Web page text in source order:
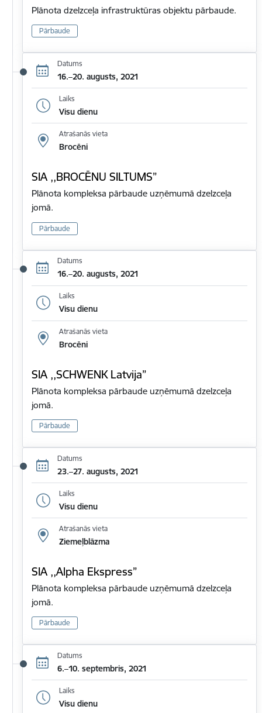
Plānota dzelzceļa infrastruktūras objektu pārbaude.
Pārbaude
Datums
16.–20. augusts, 2021
Laiks
Visu dienu
Atrašanās vieta
Brocēni
SIA ,,BROCĒNU SILTUMS”
Plānota kompleksa pārbaude uzņēmumā dzelzceļa
jomā.
Pārbaude
Datums
16.–20. augusts, 2021
Laiks
Visu dienu
Atrašanās vieta
Brocēni
SIA ,,SCHWENK Latvija”
Plānota kompleksa pārbaude uzņēmumā dzelzceļa
jomā.
Pārbaude
Datums
23.–27. augusts, 2021
Laiks
Visu dienu
Atrašanās vieta
Ziemeļblāzma
SIA ,,Alpha Ekspress”
Plānota kompleksa pārbaude uzņēmumā dzelzceļa
jomā.
Pārbaude
Datums
6.–10. septembris, 2021
Laiks
Visu dienu